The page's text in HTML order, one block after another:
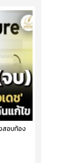
สอบท้อง